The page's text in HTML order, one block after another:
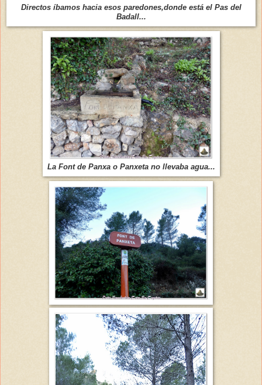
Directos íbamos hacia esos paredones,donde está el Pas del
Badall...
La Font de Panxa o Panxeta no llevaba agua...